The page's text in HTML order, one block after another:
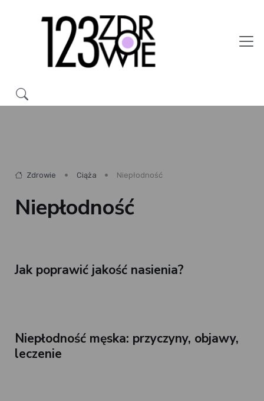
Zdrowie Ciąża Niepłodność
Niepłodność
Jak poprawić jakość nasienia?
Niepłodność męska: przyczyny, objawy,
leczenie